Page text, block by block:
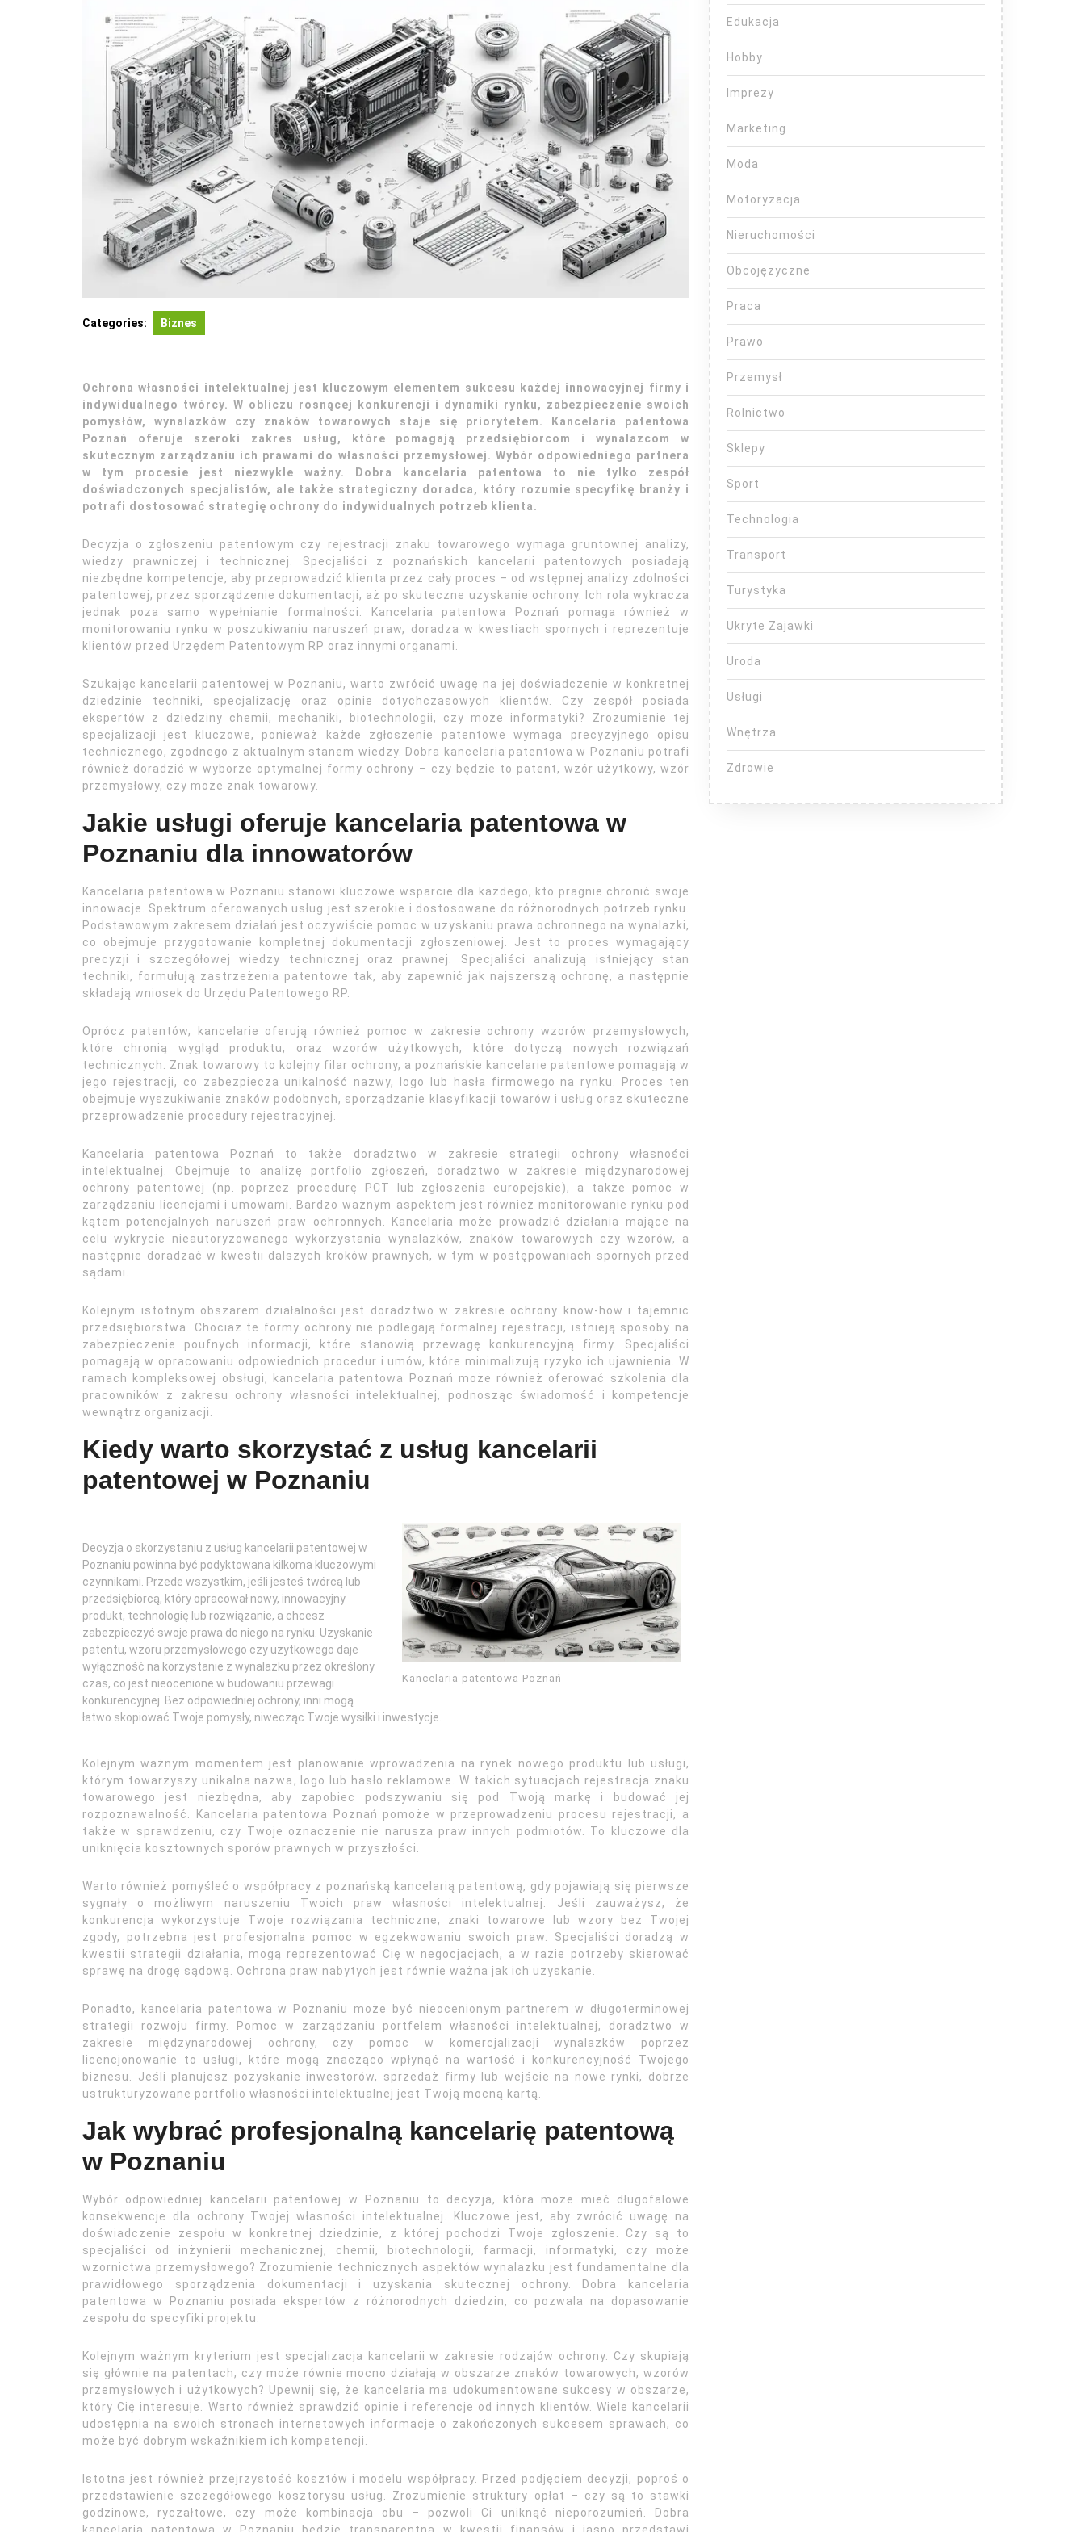
Categories: Biznes
Ochrona własności intelektualnej jest kluczowym elementem sukcesu każdej innowacyjnej firmy i
indywidualnego twórcy. W obliczu rosnącej konkurencji i dynamiki rynku, zabezpieczenie swoich
pomysłów, wynalazków czy znaków towarowych staje się priorytetem. Kancelaria patentowa
Poznań oferuje szeroki zakres usług, które pomagają przedsiębiorcom i wynalazcom w
skutecznym zarządzaniu ich prawami do własności przemysłowej. Wybór odpowiedniego partnera
w tym procesie jest niezwykle ważny. Dobra kancelaria patentowa to nie tylko zespół
doświadczonych specjalistów, ale także strategiczny doradca, który rozumie specyfikę branży i
potrafi dostosować strategię ochrony do indywidualnych potrzeb klienta.
Decyzja o zgłoszeniu patentowym czy rejestracji znaku towarowego wymaga gruntownej analizy,
wiedzy prawniczej i technicznej. Specjaliści z poznańskich kancelarii patentowych posiadają
niezbędne kompetencje, aby przeprowadzić klienta przez cały proces – od wstępnej analizy zdolności
patentowej, przez sporządzenie dokumentacji, aż po skuteczne uzyskanie ochrony. Ich rola wykracza
jednak poza samo wypełnianie formalności. Kancelaria patentowa Poznań pomaga również w
monitorowaniu rynku w poszukiwaniu naruszeń praw, doradza w kwestiach spornych i reprezentuje
klientów przed Urzędem Patentowym RP oraz innymi organami.
Szukając kancelarii patentowej w Poznaniu, warto zwrócić uwagę na jej doświadczenie w konkretnej
dziedzinie techniki, specjalizację oraz opinie dotychczasowych klientów. Czy zespół posiada
ekspertów z dziedziny chemii, mechaniki, biotechnologii, czy może informatyki? Zrozumienie tej
specjalizacji jest kluczowe, ponieważ każde zgłoszenie patentowe wymaga precyzyjnego opisu
technicznego, zgodnego z aktualnym stanem wiedzy. Dobra kancelaria patentowa w Poznaniu potrafi
również doradzić w wyborze optymalnej formy ochrony – czy będzie to patent, wzór użytkowy, wzór
przemysłowy, czy może znak towarowy.
Jakie usługi oferuje kancelaria patentowa w
Poznaniu dla innowatorów
Kancelaria patentowa w Poznaniu stanowi kluczowe wsparcie dla każdego, kto pragnie chronić swoje
innowacje. Spektrum oferowanych usług jest szerokie i dostosowane do różnorodnych potrzeb rynku.
Podstawowym zakresem działań jest oczywiście pomoc w uzyskaniu prawa ochronnego na wynalazki,
co obejmuje przygotowanie kompletnej dokumentacji zgłoszeniowej. Jest to proces wymagający
precyzji i szczegółowej wiedzy technicznej oraz prawnej. Specjaliści analizują istniejący stan
techniki, formułują zastrzeżenia patentowe tak, aby zapewnić jak najszerszą ochronę, a następnie
składają wniosek do Urzędu Patentowego RP.
Oprócz patentów, kancelarie oferują również pomoc w zakresie ochrony wzorów przemysłowych,
które chronią wygląd produktu, oraz wzorów użytkowych, które dotyczą nowych rozwiązań
technicznych. Znak towarowy to kolejny filar ochrony, a poznańskie kancelarie patentowe pomagają w
jego rejestracji, co zabezpiecza unikalność nazwy, logo lub hasła firmowego na rynku. Proces ten
obejmuje wyszukiwanie znaków podobnych, sporządzanie klasyfikacji towarów i usług oraz skuteczne
przeprowadzenie procedury rejestracyjnej.
Kancelaria patentowa Poznań to także doradztwo w zakresie strategii ochrony własności
intelektualnej. Obejmuje to analizę portfolio zgłoszeń, doradztwo w zakresie międzynarodowej
ochrony patentowej (np. poprzez procedurę PCT lub zgłoszenia europejskie), a także pomoc w
zarządzaniu licencjami i umowami. Bardzo ważnym aspektem jest również monitorowanie rynku pod
kątem potencjalnych naruszeń praw ochronnych. Kancelaria może prowadzić działania mające na
celu wykrycie nieautoryzowanego wykorzystania wynalazków, znaków towarowych czy wzorów, a
następnie doradzać w kwestii dalszych kroków prawnych, w tym w postępowaniach spornych przed
sądami.
Kolejnym istotnym obszarem działalności jest doradztwo w zakresie ochrony know-how i tajemnic
przedsiębiorstwa. Chociaż te formy ochrony nie podlegają formalnej rejestracji, istnieją sposoby na
zabezpieczenie poufnych informacji, które stanowią przewagę konkurencyjną firmy. Specjaliści
pomagają w opracowaniu odpowiednich procedur i umów, które minimalizują ryzyko ich ujawnienia. W
ramach kompleksowej obsługi, kancelaria patentowa Poznań może również oferować szkolenia dla
pracowników z zakresu ochrony własności intelektualnej, podnosząc świadomość i kompetencje
wewnątrz organizacji.
Kiedy warto skorzystać z usług kancelarii
patentowej w Poznaniu
Kancelaria patentowa Poznań
Decyzja o skorzystaniu z usług kancelarii patentowej w
Poznaniu powinna być podyktowana kilkoma kluczowymi
czynnikami. Przede wszystkim, jeśli jesteś twórcą lub
przedsiębiorcą, który opracował nowy, innowacyjny
produkt, technologię lub rozwiązanie, a chcesz
zabezpieczyć swoje prawa do niego na rynku. Uzyskanie
patentu, wzoru przemysłowego czy użytkowego daje
wyłączność na korzystanie z wynalazku przez określony
czas, co jest nieocenione w budowaniu przewagi
konkurencyjnej. Bez odpowiedniej ochrony, inni mogą
łatwo skopiować Twoje pomysły, niwecząc Twoje wysiłki i inwestycje.
Kolejnym ważnym momentem jest planowanie wprowadzenia na rynek nowego produktu lub usługi,
którym towarzyszy unikalna nazwa, logo lub hasło reklamowe. W takich sytuacjach rejestracja znaku
towarowego jest niezbędna, aby zapobiec podszywaniu się pod Twoją markę i budować jej
rozpoznawalność. Kancelaria patentowa Poznań pomoże w przeprowadzeniu procesu rejestracji, a
także w sprawdzeniu, czy Twoje oznaczenie nie narusza praw innych podmiotów. To kluczowe dla
uniknięcia kosztownych sporów prawnych w przyszłości.
Warto również pomyśleć o współpracy z poznańską kancelarią patentową, gdy pojawiają się pierwsze
sygnały o możliwym naruszeniu Twoich praw własności intelektualnej. Jeśli zauważysz, że
konkurencja wykorzystuje Twoje rozwiązania techniczne, znaki towarowe lub wzory bez Twojej
zgody, potrzebna jest profesjonalna pomoc w egzekwowaniu swoich praw. Specjaliści doradzą w
kwestii strategii działania, mogą reprezentować Cię w negocjacjach, a w razie potrzeby skierować
sprawę na drogę sądową. Ochrona praw nabytych jest równie ważna jak ich uzyskanie.
Ponadto, kancelaria patentowa w Poznaniu może być nieocenionym partnerem w długoterminowej
strategii rozwoju firmy. Pomoc w zarządzaniu portfelem własności intelektualnej, doradztwo w
zakresie międzynarodowej ochrony, czy pomoc w komercjalizacji wynalazków poprzez
licencjonowanie to usługi, które mogą znacząco wpłynąć na wartość i konkurencyjność Twojego
biznesu. Jeśli planujesz pozyskanie inwestorów, sprzedaż firmy lub wejście na nowe rynki, dobrze
ustrukturyzowane portfolio własności intelektualnej jest Twoją mocną kartą.
Jak wybrać profesjonalną kancelarię patentową
w Poznaniu
Wybór odpowiedniej kancelarii patentowej w Poznaniu to decyzja, która może mieć długofalowe
konsekwencje dla ochrony Twojej własności intelektualnej. Kluczowe jest, aby zwrócić uwagę na
doświadczenie zespołu w konkretnej dziedzinie, z której pochodzi Twoje zgłoszenie. Czy są to
specjaliści od inżynierii mechanicznej, chemii, biotechnologii, farmacji, informatyki, czy może
wzornictwa przemysłowego? Zrozumienie technicznych aspektów wynalazku jest fundamentalne dla
prawidłowego sporządzenia dokumentacji i uzyskania skutecznej ochrony. Dobra kancelaria
patentowa w Poznaniu posiada ekspertów z różnorodnych dziedzin, co pozwala na dopasowanie
zespołu do specyfiki projektu.
Kolejnym ważnym kryterium jest specjalizacja kancelarii w zakresie rodzajów ochrony. Czy skupiają
się głównie na patentach, czy może równie mocno działają w obszarze znaków towarowych, wzorów
przemysłowych i użytkowych? Upewnij się, że kancelaria ma udokumentowane sukcesy w obszarze,
który Cię interesuje. Warto również sprawdzić opinie i referencje od innych klientów. Wiele kancelarii
udostępnia na swoich stronach internetowych informacje o zakończonych sukcesem sprawach, co
może być dobrym wskaźnikiem ich kompetencji.
Istotna jest również przejrzystość kosztów i modelu współpracy. Przed podjęciem decyzji, poproś o
przedstawienie szczegółowego kosztorysu usług. Zrozumienie struktury opłat – czy są to stawki
godzinowe, ryczałtowe, czy może kombinacja obu – pozwoli Ci uniknąć nieporozumień. Dobra
Edukacja
Hobby
Imprezy
Marketing
Moda
Motoryzacja
Nieruchomości
Obcojęzyczne
Praca
Prawo
Przemysł
Rolnictwo
Sklepy
Sport
Technologia
Transport
Turystyka
Ukryte Zajawki
Uroda
Usługi
Wnętrza
Zdrowie